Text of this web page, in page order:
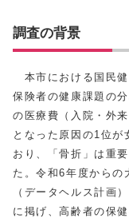
調査の背景
本市における国民健
保険者の健康課題の
の医療費（入院・外
となった原因の1位が
おり、「骨折」は重
た。令和6年度からの
（データヘルス計画
に掲げ、高齢者の保